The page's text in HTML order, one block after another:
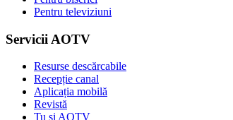
Pentru televiziuni
Servicii AOTV
Resurse descărcabile
Recepție canal
Aplicația mobilă
Revistă
Tu și AOTV